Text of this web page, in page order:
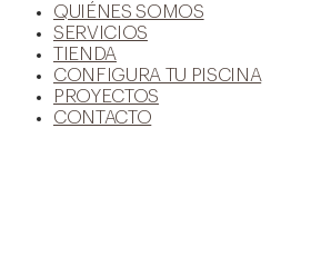
QUIÉNES SOMOS
SERVICIOS
TIENDA
CONFIGURA TU PISCINA
PROYECTOS
CONTACTO